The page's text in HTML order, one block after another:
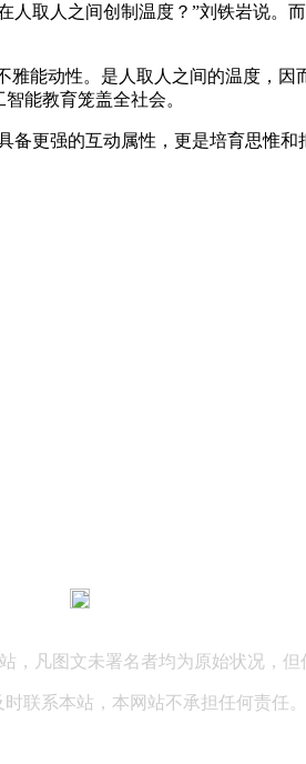
取人之间创制温度？”刘铁岩说。
动性。是人取人之间的温度，因
能教育笼盖全社会。
强的互动属性，更是培育思惟和
凡图文未署名者均为原始状况，但
联系本站，本网站不承担任何责任。